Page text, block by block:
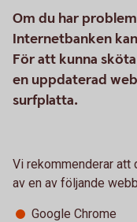
Om du har
Internetbanken
För att kunna
en uppdaterad
surfplatta.
Vi rekommenderar att
av en av följande
Google Chrome